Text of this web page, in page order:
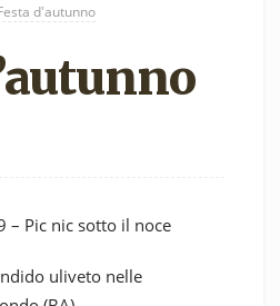
d'autunno
– Pic nic sotto il noce
uliveto nelle